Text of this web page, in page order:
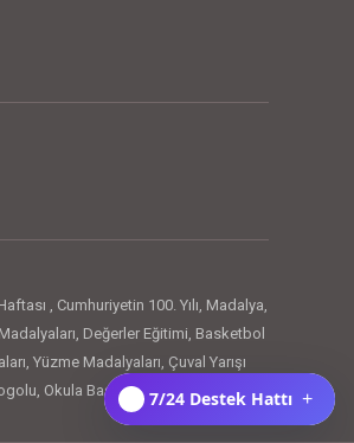
, Cumhuriyetin 100. Yılı, Madalya,
, Değerler Eğitimi, Basketbol
, Yüzme Madalyaları, Çuval Yarışı
, Okula Başladım Rozetleri ,Artık
Cumhuriyet Bayramı
7/24 Destek Hattı +